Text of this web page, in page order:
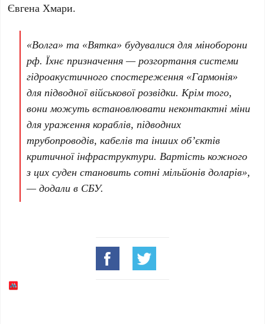
Євгена Хмари.
«Волга» та «Вятка» будувалися для міноборони
рф. Їхнє призначення — розгортання системи
гідроакустичного спостереження «Гармонія»
для підводної військової розвідки. Крім того,
вони можуть встановлювати неконтактні міни
для ураження кораблів, підводних
трубопроводів, кабелів та інших об’єктів
критичної інфраструктури. Вартість кожного
з цих суден становить сотні мільйонів доларів»,
— додали в СБУ.